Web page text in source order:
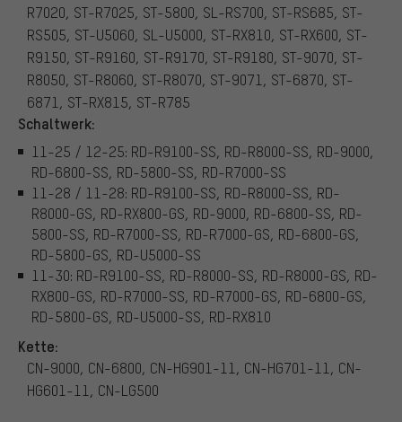
R7020, ST-R7025, ST-5800, SL-RS700, ST-RS685, ST-
RS505, ST-U5060, SL-U5000, ST-RX810, ST-RX600, ST-
R9150, ST-R9160, ST-R9170, ST-R9180, ST-9070, ST-
R8050, ST-R8060, ST-R8070, ST-9071, ST-6870, ST-
6871, ST-RX815, ST-R785
Schaltwerk:
11-25 / 12-25: RD-R9100-SS, RD-R8000-SS, RD-9000,
RD-6800-SS, RD-5800-SS, RD-R7000-SS
11-28 / 11-28: RD-R9100-SS, RD-R8000-SS, RD-
R8000-GS, RD-RX800-GS, RD-9000, RD-6800-SS, RD-
5800-SS, RD-R7000-SS, RD-R7000-GS, RD-6800-GS,
RD-5800-GS, RD-U5000-SS
11-30: RD-R9100-SS, RD-R8000-SS, RD-R8000-GS, RD-
RX800-GS, RD-R7000-SS, RD-R7000-GS, RD-6800-GS,
RD-5800-GS, RD-U5000-SS, RD-RX810
Kette:
CN-9000, CN-6800, CN-HG901-11, CN-HG701-11, CN-
HG601-11, CN-LG500